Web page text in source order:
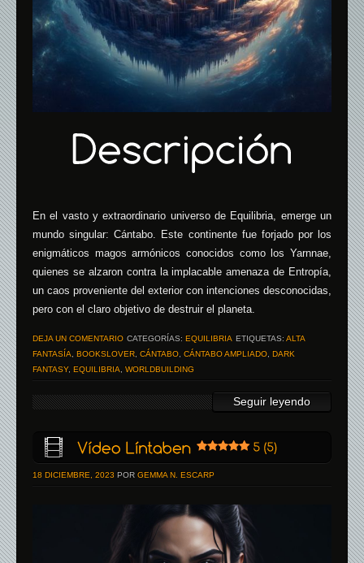
En el vasto y extraordinario universo de Equilibria, emerge un
mundo singular: Cántabo. Este continente fue forjado por los
enigmáticos magos armónicos conocidos como los Yarnnae,
quienes se alzaron contra la implacable amenaza de Entropía,
un caos proveniente del exterior con intenciones desconocidas,
pero con el claro objetivo de destruir el planeta.
Seguir leyendo
DEJA UN COMENTARIO CATEGORÍAS: EQUILIBRIA ETIQUETAS: ALTA
FANTASÍA
BOOKSLOVER CÁNTABO CÁNTABO AMPLIADO DARK
FANTASY, EQUILIBRIA WORLDBUILDING
18 DICIEMBRE, 2023 POR GEMMA N. ESCARP